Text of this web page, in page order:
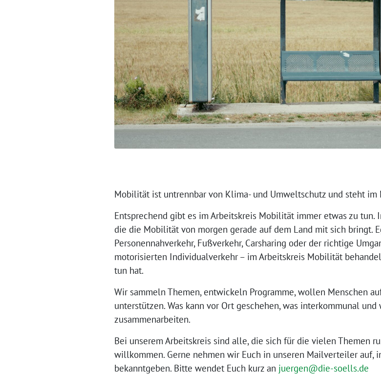
Mobilität ist untrennbar von Klima- und Umweltschutz und steht
Entsprechend gibt es im Arbeitskreis Mobilität immer etwas zu tun.
die die Mobilität von morgen gerade auf dem Land mit sich bringt.
Personennahverkehr, Fußverkehr, Carsharing oder der richtige
motorisierten Individualverkehr – im Arbeitskreis Mobilität
tun hat.
Wir sammeln Themen, entwickeln Programme, wollen Menschen
unterstützen. Was kann vor Ort geschehen, was interkommunal
zusammenarbeiten.
Bei unserem Arbeitskreis sind alle, die sich für die vielen Themen
willkommen. Gerne nehmen wir Euch in unseren Mailverteiler auf,
bekanntgeben. Bitte wendet Euch kurz an juergen@die-soells.de